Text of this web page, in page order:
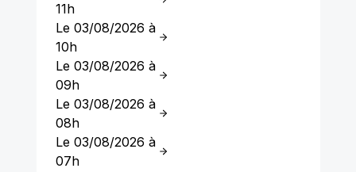
11h
Le 03/08/2026 à
10h
Le 03/08/2026 à
09h
Le 03/08/2026 à
08h
Le 03/08/2026 à
07h